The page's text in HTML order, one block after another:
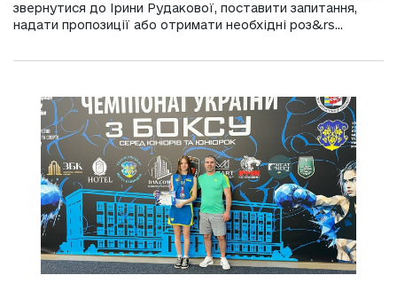
звернутися до Ірини Рудакової, поставити запитання,
надати пропозиції або отримати необхідні роз&rs...